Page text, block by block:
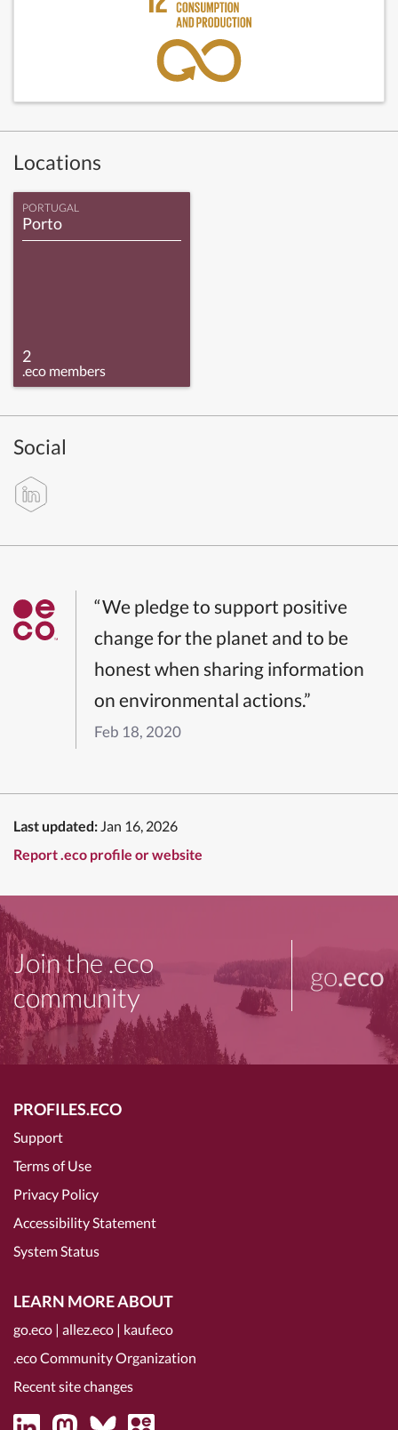
Locations
PORTUGAL
Porto
2
.eco members
Social
“We pledge to support positive
change for the planet and to be
honest when sharing information
on environmental actions.”
Feb 18, 2020
Last updated: Jan 16, 2026
Report .eco profile or website
Join the .eco
community
go.eco
PROFILES.ECO
Support
Terms of Use
Privacy Policy
Accessibility Statement
System Status
LEARN MORE ABOUT
go.eco | allez.eco | kauf.eco
.eco Community Organization
Recent site changes